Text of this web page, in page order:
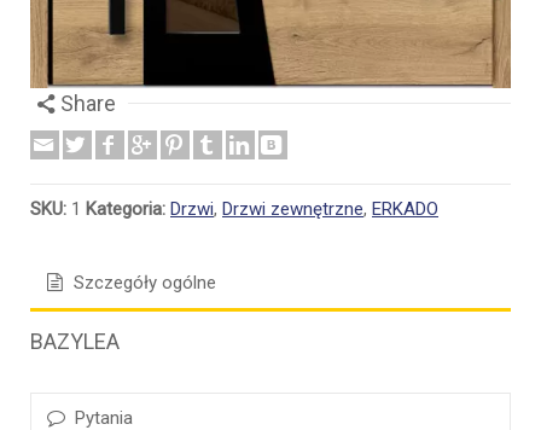
Share
SKU: 1 Kategoria: Drzwi, Drzwi zewnętrzne, ERKADO
Szczegóły ogólne
BAZYLEA
Pytania